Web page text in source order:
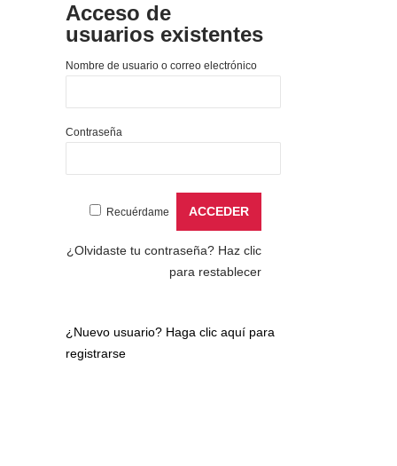
Acceso de
usuarios existentes
Nombre de usuario o correo electrónico
Contraseña
Recuérdame
¿Olvidaste tu contraseña? Haz clic
para restablecer
¿Nuevo usuario? Haga clic aquí para
registrarse